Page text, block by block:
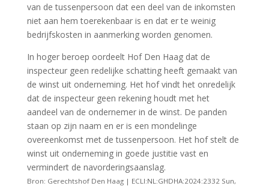
van de tussenpersoon dat een deel van de inkomsten
niet aan hem toerekenbaar is en dat er te weinig
bedrijfskosten in aanmerking worden genomen.
In hoger beroep oordeelt Hof Den Haag dat de
inspecteur geen redelijke schatting heeft gemaakt van
de winst uit onderneming. Het hof vindt het onredelijk
dat de inspecteur geen rekening houdt met het
aandeel van de ondernemer in de winst. De panden
staan op zijn naam en er is een mondelinge
overeenkomst met de tussenpersoon. Het hof stelt de
winst uit onderneming in goede justitie vast en
vermindert de navorderingsaanslag.
Bron: Gerechtshof Den Haag | ECLI:NL:GHDHA:2024:2332 Sun,